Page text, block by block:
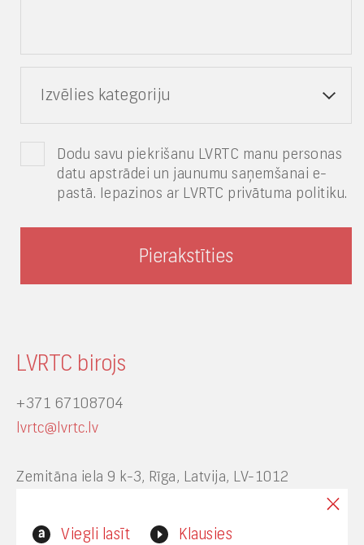
Viegli lasīt Klausies
Izvēlies kategoriju
Dodu savu piekrišanu LVRTC manu personas
datu apstrādei un jaunumu saņemšanai e-
pastā. Iepazinos ar LVRTC privātuma politiku.
LVRTC birojs
+371 67108704
lvrtc@lvrtc.lv
Zemitāna iela 9 k-3, Rīga, Latvija, LV-1012
Interneta vietnes www.lvrtc.lv administrators: